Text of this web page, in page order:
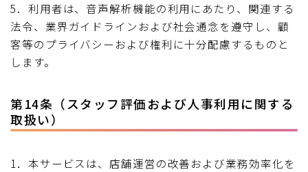
5．利用者は、音声解析機能の利用にあたり、関連する
法令、業界ガイドラインおよび社会通念を遵守し、顧
客等のプライバシーおよび権利に十分配慮するものと
します。
第14条（スタッフ評価および人事利用に関する
取扱い）
1．本サービスは、店舗運営の改善および業務効率化を